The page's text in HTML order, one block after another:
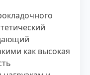
как высокая